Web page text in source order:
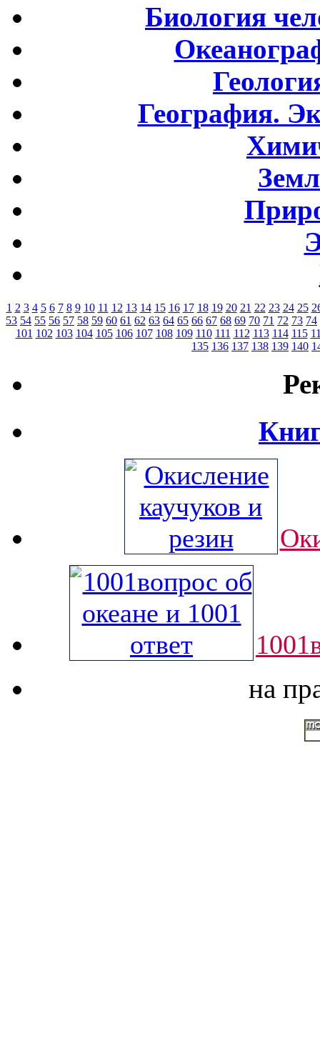
Биология
География.
1 2 3 4 5 6 7 8 9 10 11 12 13 14 15 16 17 18 19 20 21 22 23 24 25
53 54 55 56 57 58 59 60 61 62 63 64 65 66 67 68 69 70 71 72 73 74
101 102 103 104 105 106 107 108 109 110 111 112 113 114 115
135 136 137 138 139 140
на